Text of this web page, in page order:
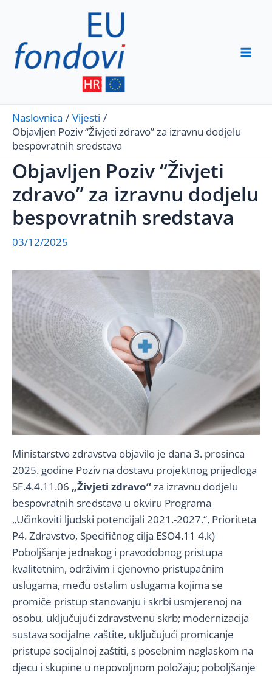
content
Naslovnica
Vijesti
Objavljen Poziv “Živjeti zdravo” za izravnu dodjelu
bespovratnih sredstava
Objavljen Poziv “Živjeti
zdravo” za izravnu dodjelu
bespovratnih sredstava
03/12/2025
Ministarstvo zdravstva objavilo je dana 3. prosinca
2025. godine Poziv na dostavu projektnog prijedloga
SF.4.4.11.06 „Živjeti zdravo“za izravnu dodjelu
bespovratnih sredstava u okviru Programa
„Učinkoviti ljudski potencijali 2021.-2027.“, Prioriteta
P4. Zdravstvo, Specifičnog cilja ESO4.11 4.k)
Poboljšanje jednakog i pravodobnog pristupa
kvalitetnim, održivim i cjenovno pristupačnim
uslugama, među ostalim uslugama kojima se
promiče pristup stanovanju i skrbi usmjerenoj na
osobu, uključujući zdravstvenu skrb; modernizacija
sustava socijalne zaštite, uključujući promicanje
pristupa socijalnoj zaštiti, s posebnim naglaskom na
djecu i skupine u nepovoljnom položaju; poboljšanje